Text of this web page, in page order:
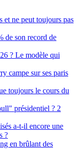
ne peut toujours pas
de son record de
? Le modèle qui
campe sur ses paris
toujours le cours du
présidentiel ? 2
a-t-il encore une
?
en brûlant des